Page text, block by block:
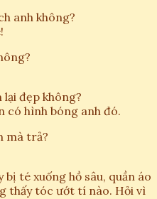
anh không?
lại đẹp không?
có hình bóng anh đó.
mà trả?
bị té xuống hồ sâu, quần áo
thấy tóc ướt tí nào. Hỏi vì